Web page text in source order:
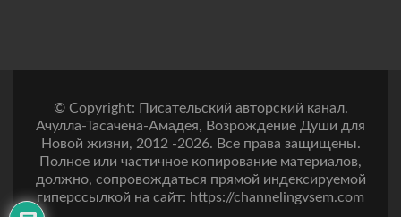
© Copyright: Писательский авторский канал.
Ачулла-Тасачена-Амадея, Возрождение Души для
Новой жизни, 2012 -2026. Все права защищены.
Полное или частичное копирование материалов,
должно, сопровождаться прямой индексируемой
гиперссылкой на сайт: https://channelingvsem.com